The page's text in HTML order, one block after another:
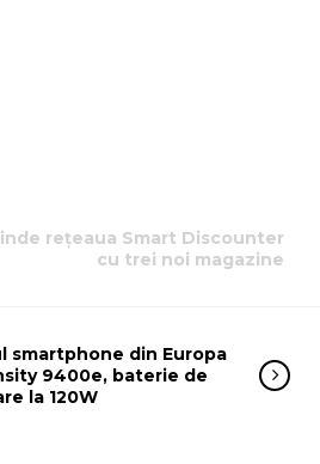
rețeaua Smart Discounter
cu trei noi magazine
smartphone din Europa
9400e, baterie de
la 120W